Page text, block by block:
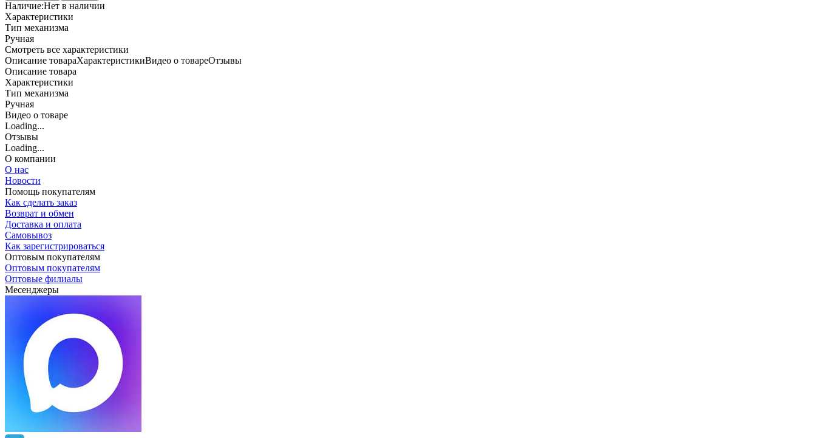
Наличие:Нет в наличии
Характеристики
Тип механизма
Ручная
Cмотреть все характеристики
Описание товараХарактеристикиВидео о товареОтзывы
Описание товара
Характеристики
Тип механизма
Ручная
Видео о товаре
Loading...
Отзывы
Loading...
О компании
О нас
Новости
Помощь покупателям
Как сделать заказ
Возврат и обмен
Доставка и оплата
Самовывоз
Как зарегистрироваться
Оптовым покупателям
Оптовым покупателям
Оптовые филиалы
Месенджеры